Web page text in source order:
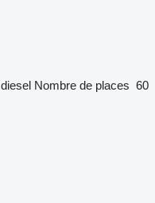
diesel Nombre de places 60